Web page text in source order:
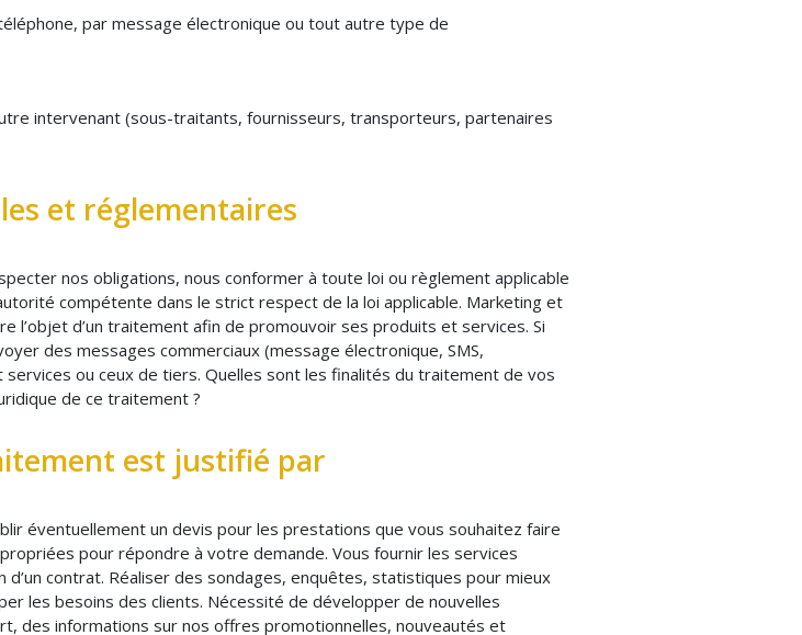
par message électronique ou tout autre type de
intervenant (sous-traitants, fournisseurs, transporteurs, partenaires
et réglementaires
nos obligations, nous conformer à toute loi ou règlement applicable
compétente dans le strict respect de la loi applicable. Marketing et
l’objet d’un traitement afin de promouvoir ses produits et services. Si
des messages commerciaux (message électronique, SMS,
ou ceux de tiers. Quelles sont les finalités du traitement de vos
de ce traitement ?
est justifié par
éventuellement un devis pour les prestations que vous souhaitez faire
pour répondre à votre demande. Vous fournir les services
contrat. Réaliser des sondages, enquêtes, statistiques pour mieux
les besoins des clients. Nécessité de développer de nouvelles
des informations sur nos offres promotionnelles, nouveautés et